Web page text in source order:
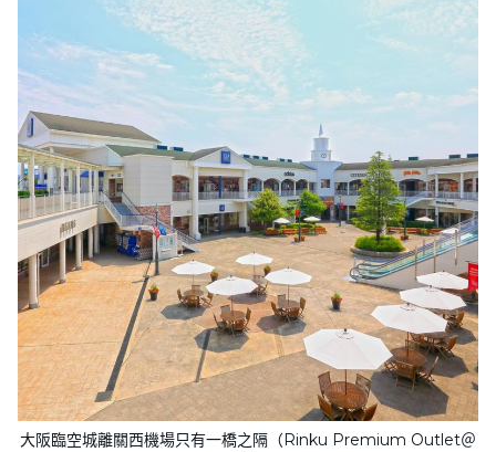
大阪臨空城離關西機場只有一橋之隔（Rinku Premium Outlet＠